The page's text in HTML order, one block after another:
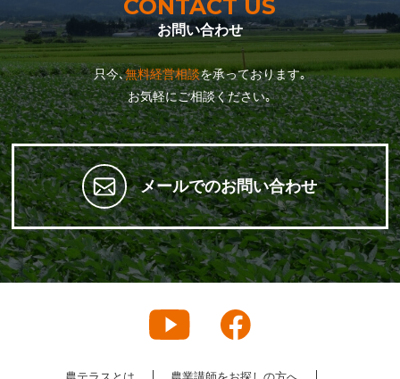
CONTACT US
お問い合わせ
只今､無料経営相談を承っております｡
お気軽にご相談ください｡
メールでのお問い合わせ